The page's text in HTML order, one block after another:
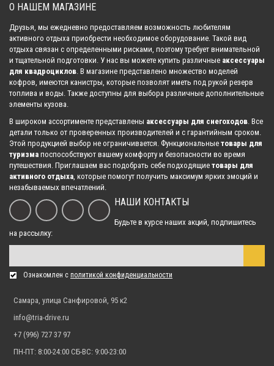
Защита днища для квадроцикла ATV 800-Z8 EFI 2013- (ALFeco)
54 495.00 р.
Защита днища для квадроцикла ATV 800 U8 Tracker 2013- (ALFeco)
50 295.00 р.
Защита днища для квадроцикла ATV 500/2A 2009- (ALFeco)
28 770.00 р.
Защита днища для квадроцикла ATV 500 A 2009- (ALFeco)
28 770.00 р.
Защита днища цельная для квадроцикла Yamaha Grizzly 700 2015-
27 930.00 р.
Защита днища для квадроцикла Yamaha Grizzly 700 2015- (ALFeco)
27 930.00 р.
О НАШЕМ МАГАЗИНЕ
Друзья, мы ежедневно предоставляем возможность любителям
активного отдыха приобрести необходимое оборудование. Такой вид
отдыха связан с определенными рисками, поэтому требует внимательной
и тщательной подготовки. У нас вы можете купить различные аксессуары
для квадроциклов . В магазине представлено множество моделей
кофров, имеются канистры, которые позволят иметь под рукой резерв
топлива и воды. Также доступны для выбора различные дополнительные
элементы кузова.
В широком ассортименте представлены аксессуары для снегоходов . Все
детали только от проверенных производителей и с гарантийным сроком.
Этой продукцией выбор не ограничивается. Функциональные товары для
туризма поспособствуют вашему комфорту и безопасности во время
путешествия. Приглашаем вас подобрать себе подходящие товары для
активного отдыха , которые помогут получить максимум ярких эмоций и
незабываемых впечатлений.
НАШИ КОНТАКТЫ
Будьте в курсе наших акций, подпишитесь
на рассылку:
Ознакомлен с политикой конфиденциальности
Самара, улица Санфировой, 95 к2
info@tria-drive.ru
+7 (996) 727 37 97
ПН-ПТ: 8:00-24:00 СБ-ВС: 9:00-23:00